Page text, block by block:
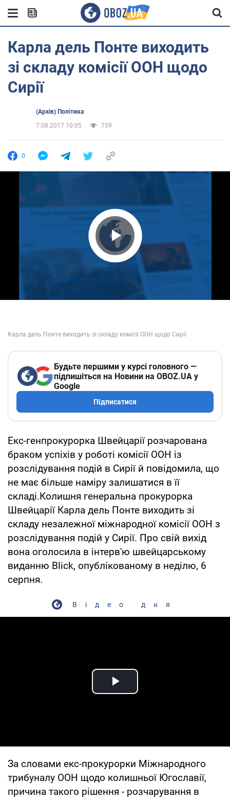
Карла дель Понте виходить
зі складу комісії ООН щодо
Сирії
(Архів) Політика
7.08.2017 10:05
759
0
Play Video
Будьте першими у курсі головного —
підпишіться на Новини на OBOZ.UA у
Google
Підписатися
Екс-генпрокурорка Швейцарії розчарована
браком успіхів у роботі комісії ООН із
розслідування подій в Сирії й повідомила, що
не має більше наміру залишатися в її
складі.Колишня генеральна прокурорка
Швейцарії Карла дель Понте виходить зі
складу незалежної міжнародної комісії ООН з
розслідування подій у Сирії. Про свій вихід
вона оголосила в інтерв'ю швейцарському
виданню Blick, опублікованому в неділю, 6
серпня.
Відео дня
Play Video
За словами екс-прокурорки Міжнародного
трибуналу ООН щодо колишньої Югославії,
причина такого рішення - розчарування в